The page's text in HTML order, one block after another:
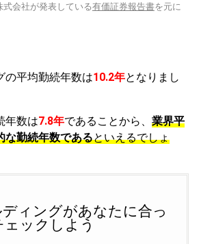
会社が発表している有価証券報告書を元に
の平均勤続年数は10.2年となりまし
年数は7.8年であることから、 業界平
な勤続年数であるといえるでしょ
ィングがあなたに合っ
ックしよう